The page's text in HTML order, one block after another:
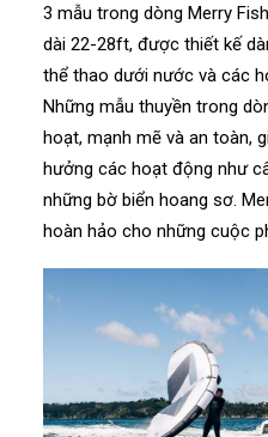
3 mẫu trong dòng Merry
dài 22-28ft, được thiết kế
thể thao dưới nước và các
Những mẫu thuyền trong
hoạt, mạnh mẽ và an toàn,
hưởng các hoạt động như
những bờ biển hoang sơ.
hoàn hảo cho những cuộc